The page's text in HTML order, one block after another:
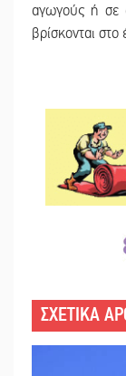
αγωγούς ή σε
βρίσκονται
ΣΧΕΤΙΚΑ